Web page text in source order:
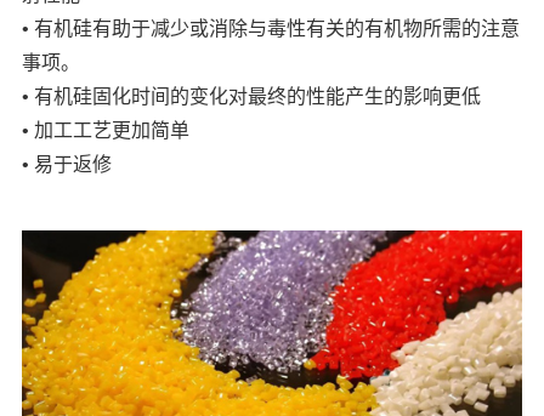
• 有机硅有助于减少或消除与毒性有关的有机物所需的注意
事项。
• 有机硅固化时间的变化对最终的性能产生的影响更低
• 加工工艺更加简单
• 易于返修